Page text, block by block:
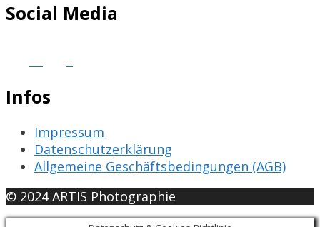
Social Media
Infos
Impressum
Datenschutzerklärung
Allgemeine Geschäftsbedingungen (AGB)
© 2024 ARTIS Photographie